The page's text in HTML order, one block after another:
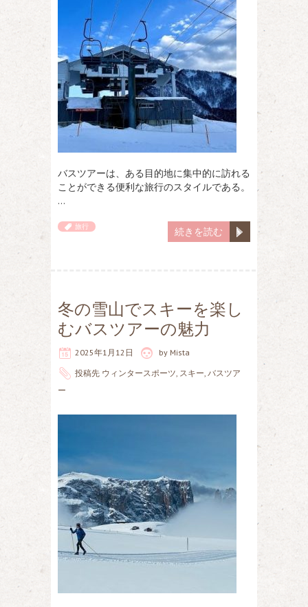
バスツアーは、ある目的地に集中的に訪れる
ことができる便利な旅行のスタイルである。
…
続きを読む
旅行
冬の雪山でスキーを楽し
むバスツアーの魅力
2025年1月12日 by Mista
投稿先 ウィンタースポーツ, スキー, バスツア
ー